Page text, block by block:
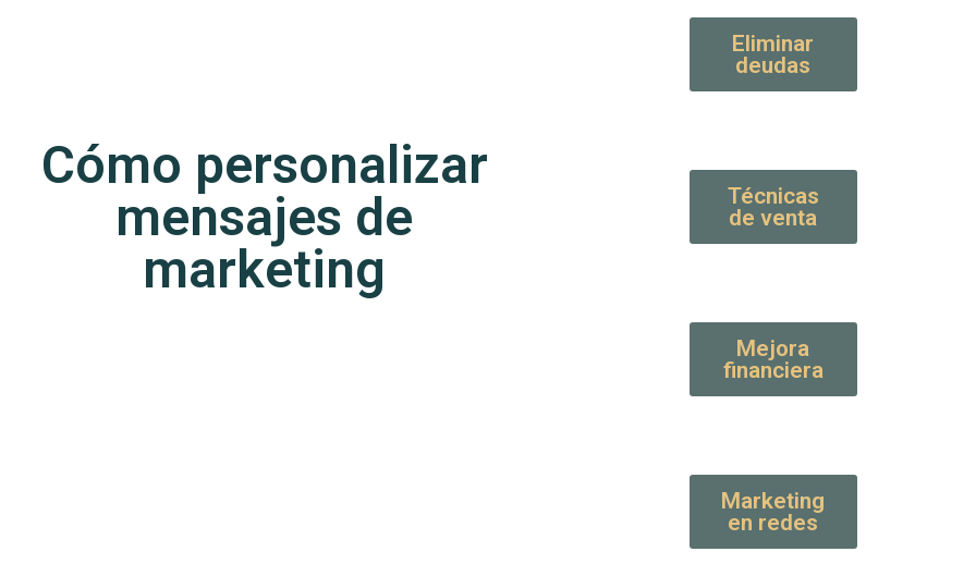
Cómo personalizar
mensajes de
marketing
Eliminar
deudas
Técnicas
de venta
Mejora
financiera
Marketing
en redes